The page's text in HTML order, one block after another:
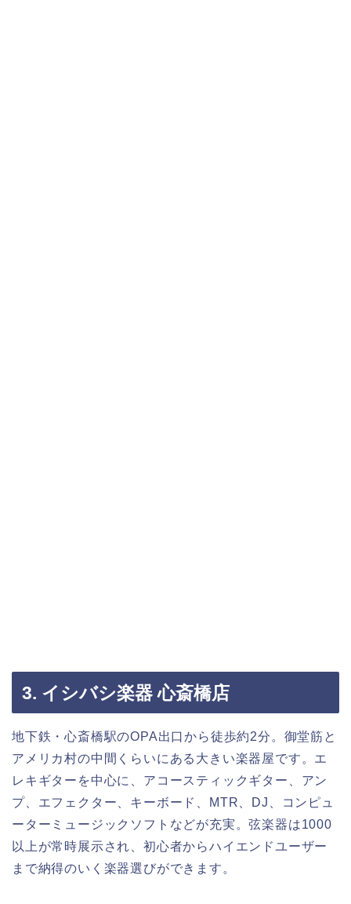
3. イシバシ楽器 心斎橋店
地下鉄・心斎橋駅のOPA出口から徒歩約2分。御堂筋と
アメリカ村の中間くらいにある大きい楽器屋です。エ
レキギターを中心に、アコースティックギター、アン
プ、エフェクター、キーボード、MTR、DJ、コンピュ
ーターミュージックソフトなどが充実。弦楽器は1000
以上が常時展示され、初心者からハイエンドユーザー
まで納得のいく楽器選びができます。